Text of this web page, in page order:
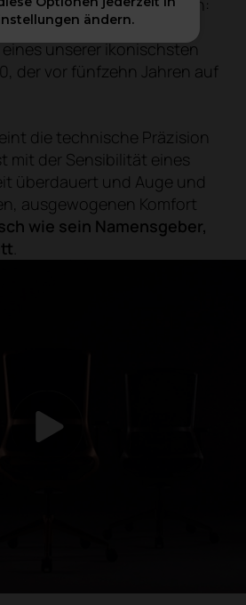
sehen, aber spüren kann:
TNK500 AUREA: die
unserer ikonischsten
der vor fünfzehn Jahren auf
die technische Präzision
mit der Sensibilität eines
überdauert und Auge und
ausgewogenen Komfort
wie sein Namensgeber,
.
ändern.